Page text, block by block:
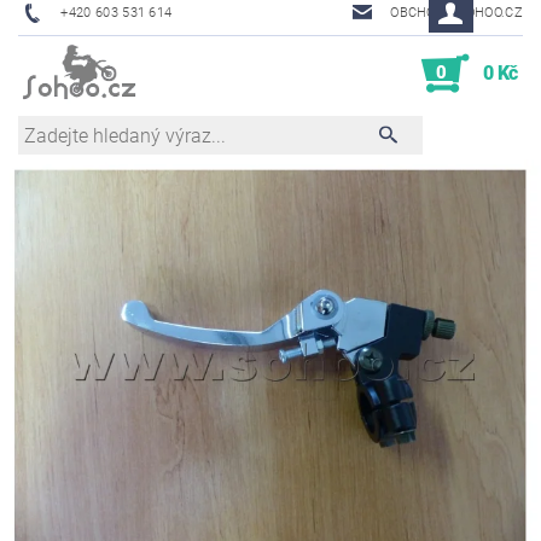
+420 603 531 614 OBCHOD@SOHOO.CZ
0 0 Kč